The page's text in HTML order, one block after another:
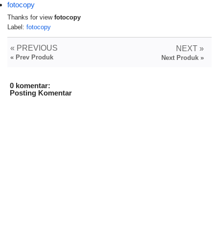
fotocopy
Thanks for view fotocopy
Label: fotocopy
« PREVIOUS
« Prev Produk
NEXT »
Next Produk »
0 komentar:
Posting Komentar